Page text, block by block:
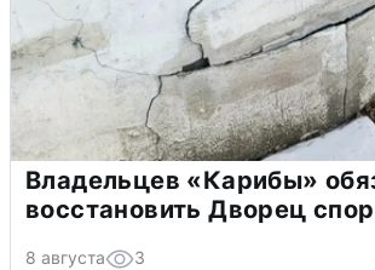
Владельцев «Карибы»
восстановить Дворец
8 августа 3